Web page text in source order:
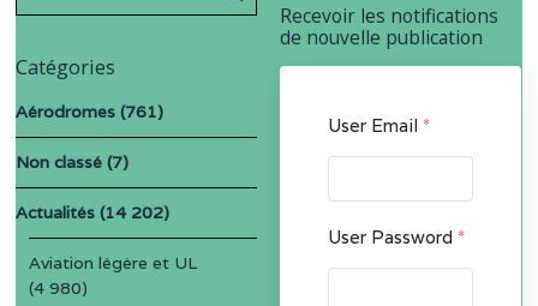
Recevoir les notifications
de nouvelle publication
User Email *
User Password *
Catégories
Aérodromes (761)
Non classé (7)
Actualités (14 202)
Aviation légère et UL
(4 980)